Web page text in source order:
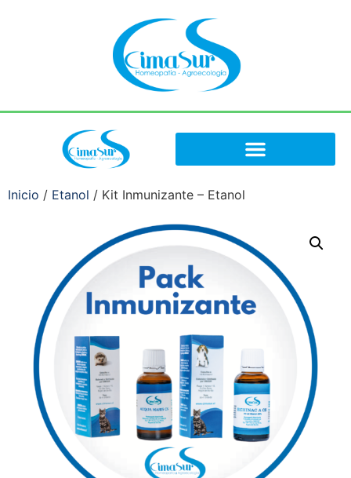
Inicio / Etanol / Kit Inmunizante – Etanol